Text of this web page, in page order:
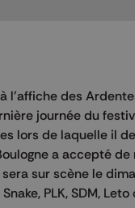
l'affiche des
journée du
lors de laquelle il
a accepté
sur scène le
PLK, SDM, Leto